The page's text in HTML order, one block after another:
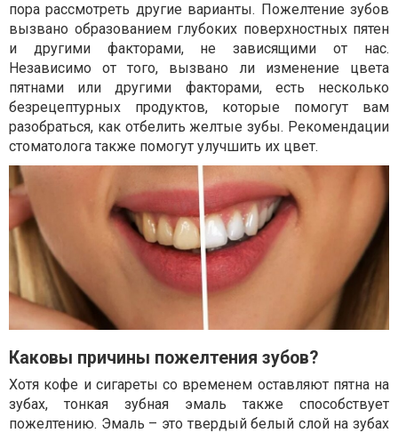
пора рассмотреть другие варианты. Пожелтение зубов
вызвано образованием глубоких поверхностных пятен
и другими факторами, не зависящими от нас.
Независимо от того, вызвано ли изменение цвета
пятнами или другими факторами, есть несколько
безрецептурных продуктов, которые помогут вам
разобраться, как отбелить желтые зубы. Рекомендации
стоматолога также помогут улучшить их цвет.
Каковы причины пожелтения зубов?
Хотя кофе и сигареты со временем оставляют пятна на
зубах, тонкая зубная эмаль также способствует
пожелтению. Эмаль – это твердый белый слой на зубах